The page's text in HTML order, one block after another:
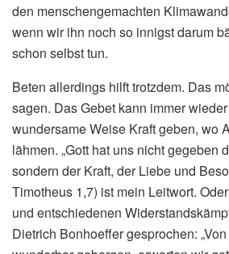
den menschengemachten
wenn wir ihn noch so innigst darum
schon selbst tun.
Beten allerdings hilft trotzdem. Das
sagen. Das Gebet kann immer
wundersame Weise Kraft geben, wo
lähmen. „Gott hat uns nicht gegeben
sondern der Kraft, der Liebe und
Timotheus 1,7) ist mein Leitwort.
und entschiedenen
Dietrich Bonhoeffer gesprochen: